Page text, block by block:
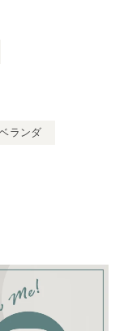
ランダ